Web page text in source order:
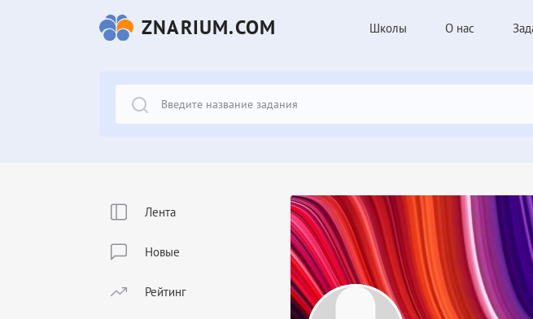
ZNARIUM.COM Школы О нас
Лента
Новые
Рейтинг